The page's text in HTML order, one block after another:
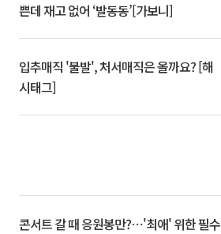
쁜데 재고 없어 ‘발동동’[가보니]
입추매직 '불발', 처서매직은 올까요? [해
시태그]
콘서트 갈 때 응원봉만?⋯'최애' 위한 필수